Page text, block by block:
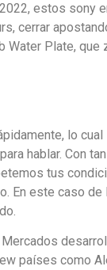
estos sony
cerrar
Plate,
lo
hablar. Con
tus
En este caso
países como